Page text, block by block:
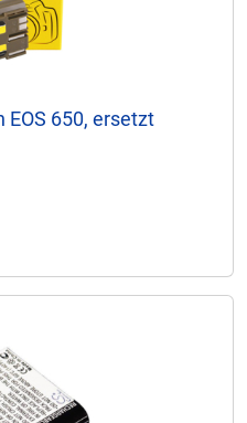
EOS 650, ersetzt